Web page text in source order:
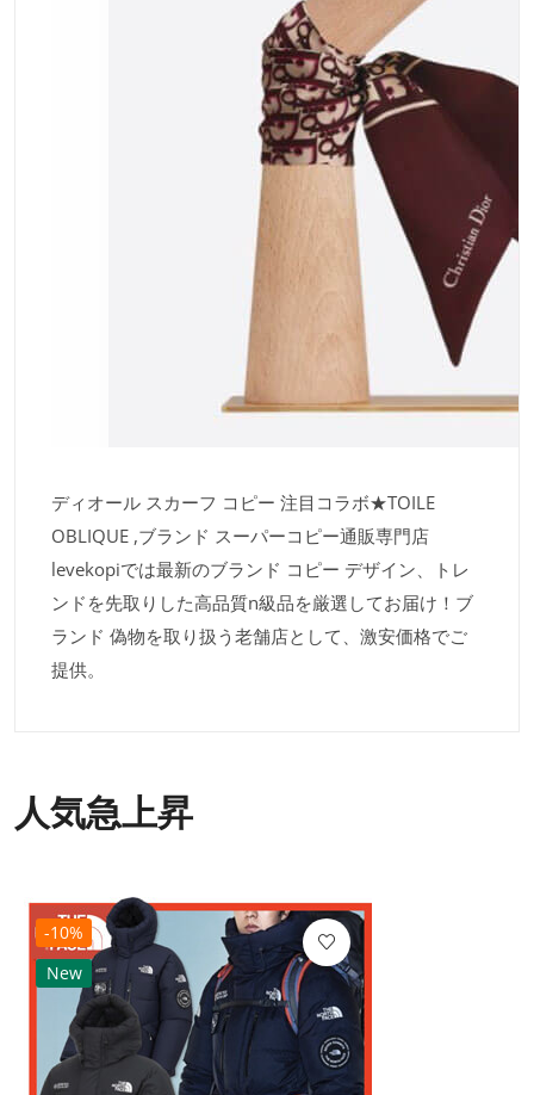
ディオール スカーフ コピー 注目コラボ★TOILE
OBLIQUE ,ブランド スーパーコピー通販専門店
levekopiでは最新のブランド コピー デザイン、トレ
ンドを先取りした高品質n級品を厳選してお届け！ブ
ランド 偽物を取り扱う老舗店として、激安価格でご
提供。
人気急上昇
-10%
New